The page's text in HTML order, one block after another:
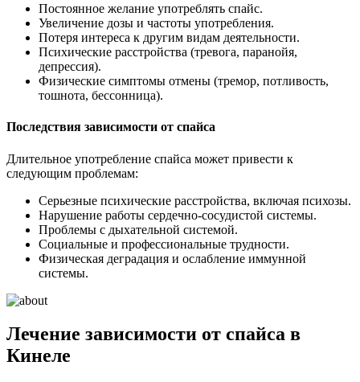
Постоянное желание употреблять спайс.
Увеличение дозы и частоты употребления.
Потеря интереса к другим видам деятельности.
Психические расстройства (тревога, паранойя,
депрессия).
Физические симптомы отмены (тремор, потливость,
тошнота, бессонница).
Последствия зависимости от спайса
Длительное употребление спайса может привести к
следующим проблемам:
Серьезные психические расстройства, включая психозы.
Нарушение работы сердечно-сосудистой системы.
Проблемы с дыхательной системой.
Социальные и профессиональные трудности.
Физическая деградация и ослабление иммунной
системы.
Лечение зависимости от спайса в
Кинеле